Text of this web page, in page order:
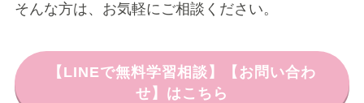
そんな方は、お気軽にご相談ください。
【LINEで無料学習相談】【お問い合わ
せ】はこちら